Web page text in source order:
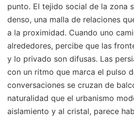
punto. El tejido social de la zona
denso, una malla de relaciones
a la proximidad. Cuando uno
alrededores, percibe que las
y lo privado son difusas. Las
con un ritmo que marca el pulso
conversaciones se cruzan de
naturalidad que el urbanismo
aislamiento y al cristal, parece